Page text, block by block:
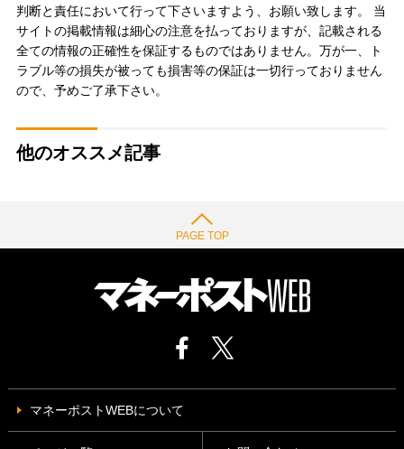
判断と責任において行って下さいますよう、お願い致します。 当
サイトの掲載情報は細心の注意を払っておりますが、記載される
全ての情報の正確性を保証するものではありません。万が一、ト
ラブル等の損失が被っても損害等の保証は一切行っておりません
ので、予めご了承下さい。
他のオススメ記事
PAGE TOP
マネーポストWEBについて